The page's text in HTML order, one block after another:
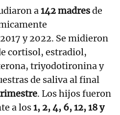
a142 madresde
y 2022. Se midieron
cortisol, estradiol,
triyodotironina y
de saliva al final
. Los hijos fueron
a los1, 2, 4, 6, 12, 18 y